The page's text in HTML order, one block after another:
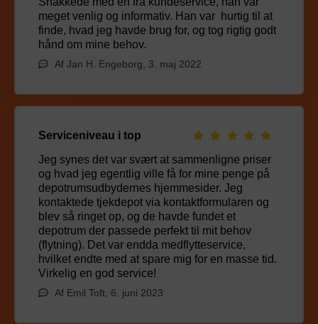
meget venlig og informativ. Han var hurtig til at
finde, hvad jeg havde brug for, og tog rigtig godt
hånd om mine behov.
Af Jan H. Engeborg, 3. maj 2022
Serviceniveau i top
Jeg synes det var svært at sammenligne priser
og hvad jeg egentlig ville få for mine penge på
depotrumsudbydernes hjemmesider. Jeg
kontaktede tjekdepot via kontaktformularen og
blev så ringet op, og de havde fundet et
depotrum der passede perfekt til mit behov
(flytning). Det var endda medflytteservice,
hvilket endte med at spare mig for en masse tid.
Virkelig en god service!
Af Emil Toft, 6. juni 2023